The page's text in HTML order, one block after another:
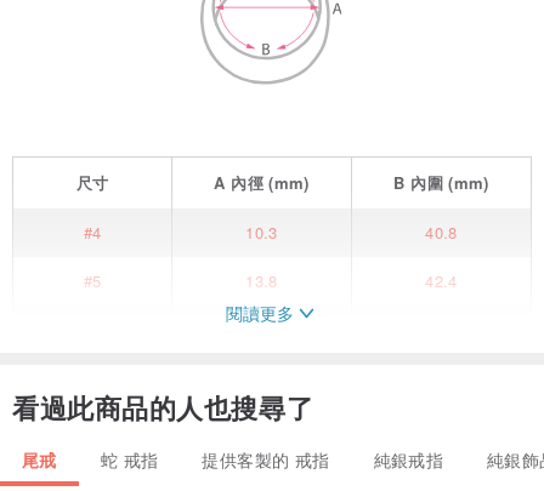
尺寸 A 內徑(mm) B 內圍(mm)
#4 10.3 40.8
#5 13.8 42.4
14.1
#8 14.9
#9 15.3 48
閱讀更多
看過此商品的人也搜尋了
尾戒 蛇 戒指 提供客製的 戒指 純銀戒指 純銀飾